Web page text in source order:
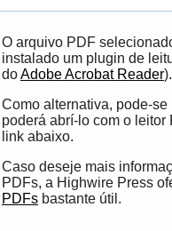
O arquivo PDF
instalado um plugin de
doAdobe Acrobat Reader).
Como alternativa, pode-
poderá abrí-lo com o
link abaixo.
Caso deseje mais
PDFs, a Highwire Press
PDFs bastante útil.